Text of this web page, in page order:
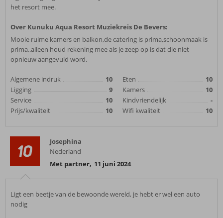
het resort mee.
Over Kunuku Aqua Resort Muziekreis De Bevers:
Mooie ruime kamers en balkon,de catering is prima,schoonmaak is
prima..alleen houd rekening mee als je zeep op is dat die niet
opnieuw aangevuld word.
Algemene indruk
10
Ligging
9
Service
10
Prijs/kwaliteit
10
Eten
10
Kamers
10
Kindvriendelijk
-
Wifi kwaliteit
10
10
Josephina
Nederland
Met partner, 11 juni 2024
Ligt een beetje van de bewoonde wereld, je hebt er wel een auto
nodig